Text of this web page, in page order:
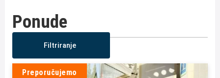
Ponude
Filtriranje
Preporučujemo